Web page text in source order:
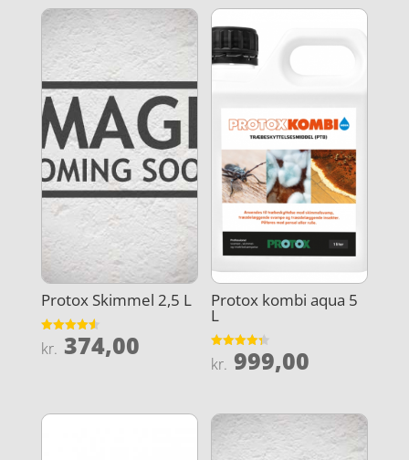
Protox Skimmel 2,5 L
Vurderet
4.6
kr. 374,00
Protox kombi aqua 5
L
Vurderet
4.3
kr. 999,00